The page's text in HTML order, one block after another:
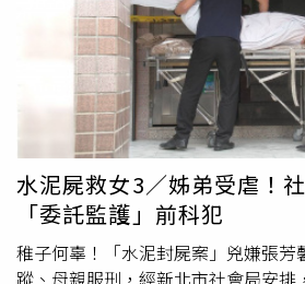
丈夫離家出走被通報為失蹤人口，因
張芳馨將12歲女兒和7歲兒子的監護
舜，委託期間從2020年10月到2027
王家舜疑似對孩子有不法侵害的行為
調申請社工調查報告、輔導追蹤紀錄
錄、王家舜照顧她小孩所領取的社會
本，但遭到社會局拒絕。張芳馨提了
果是部分准許部分駁回，所以改打行
子遭毆、受燙傷、被剃眉毛，甚至長
在坐牢，只能透過社會局了解小孩狀
必要；她入監後無法直接接觸子女
水泥屍救女3／姊弟受虐！
「委託監護」前科犯
稚子何辜！「水泥封屍案」兇嫌張芳